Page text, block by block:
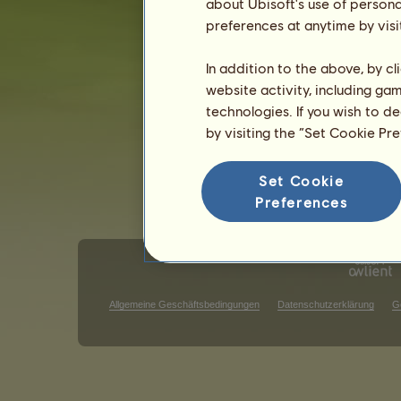
Galopp
Springen
Allgemeine Geschäftsbedingungen Datenschutzerklärung
preferences at anytime by
In addition to the above, by
website activity, including
technologies. If you wish to
by visiting the “Set Cookie
Set Cookie
Preferences